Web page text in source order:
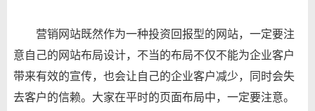
营销网站既然作为一种投资回报型的网站，一定要注
意自己的网站布局设计，不当的布局不仅不能为企业客户
带来有效的宣传，也会让自己的企业客户减少，同时会失
去客户的信赖。大家在平时的页面布局中，一定要注意。